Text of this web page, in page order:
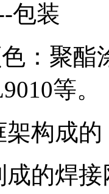
包装
：聚酯
等。
构成
的焊